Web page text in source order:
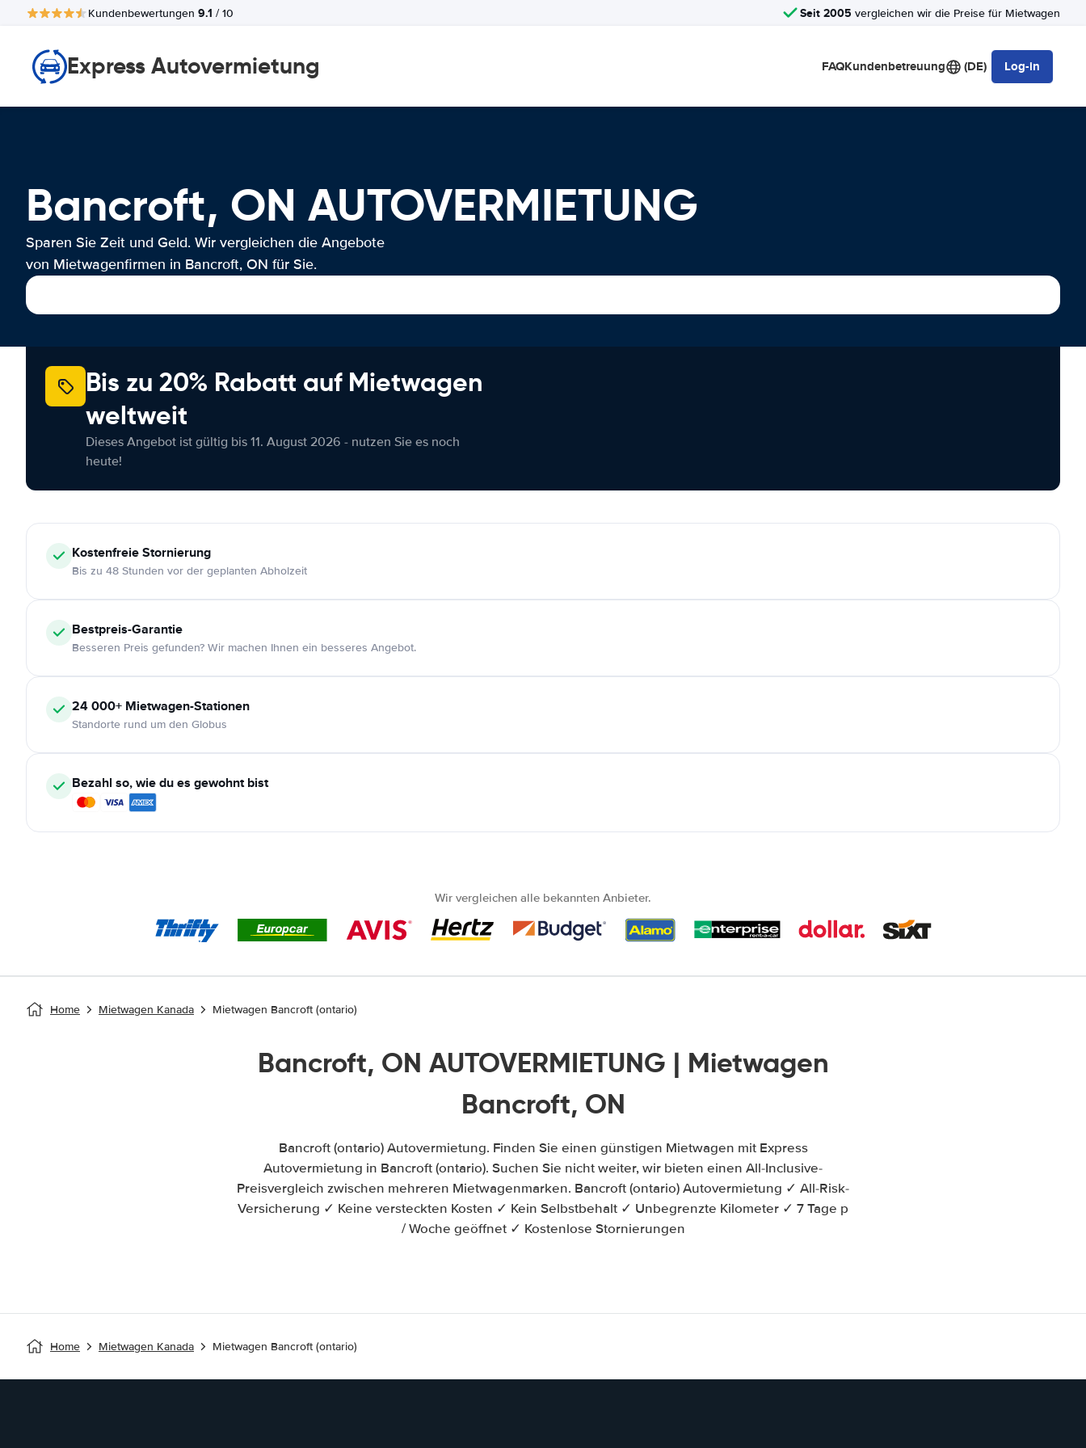
Kundenbewertungen 9.1 / 10 Seit 2005 vergleichen wir die Preise für Mietwagen
Express Autovermietung FAQKundenbetreuung (DE) Log-in
Bancroft, ON AUTOVERMIETUNG
Sparen Sie Zeit und Geld. Wir vergleichen die Angebote
von Mietwagenfirmen in Bancroft, ON für Sie.
Bis zu 20% Rabatt auf Mietwagen
weltweit
Dieses Angebot ist gültig bis 11. August 2026 - nutzen Sie es noch
heute!
KostenfreieStornierung
Bis zu 48 Stunden vor der geplanten Abholzeit
Bestpreis-Garantie
Besseren Preis gefunden? Wir machen Ihnen ein besseres Angebot.
24 000+ Mietwagen-Stationen
Standorte rund um den Globus
Bezahl so, wie du es gewohnt bist
Wir vergleichen alle bekannten Anbieter.
Home Mietwagen Kanada Mietwagen Bancroft (ontario)
Bancroft, ON AUTOVERMIETUNG | Mietwagen
Bancroft, ON
Bancroft (ontario) Autovermietung. Finden Sie einen günstigen Mietwagen mit Express
Autovermietung in Bancroft (ontario). Suchen Sie nicht weiter, wir bieten einen All-Inclusive-
Preisvergleich zwischen mehreren Mietwagenmarken. Bancroft (ontario) Autovermietung ✓ All-Risk-
Versicherung ✓ Keine versteckten Kosten ✓ Kein Selbstbehalt ✓ Unbegrenzte Kilometer ✓ 7 Tage p
/ Woche geöffnet ✓ Kostenlose Stornierungen
Home Mietwagen Kanada Mietwagen Bancroft (ontario)